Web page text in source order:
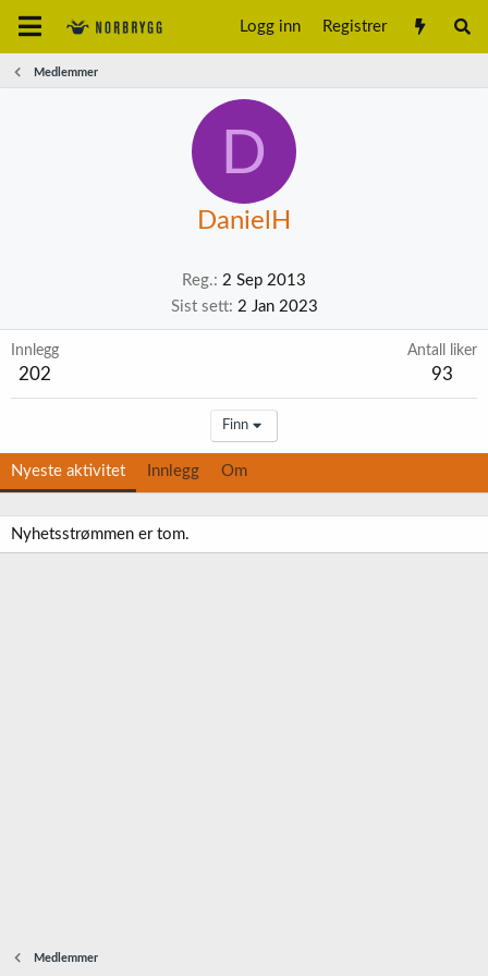
Logg inn Registrer
Medlemmer
D
DanielH
Reg. 2 Sep 2013
Sist sett 2 Jan 2023
Innlegg
202
Antall liker
93
Finn
Nyeste aktivitet Innlegg Om
Nyhetsstrømmen er tom.
Medlemmer